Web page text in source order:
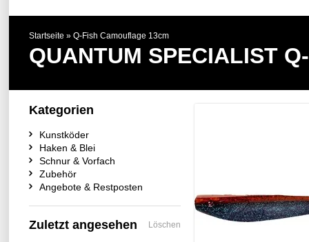
Startseite » Q-Fish Camouflage 13cm
QUANTUM SPECIALIST
Kategorien
Kunstköder
Haken & Blei
Schnur & Vorfach
Zubehör
Angebote & Restposten
Zuletzt angesehen Löschen